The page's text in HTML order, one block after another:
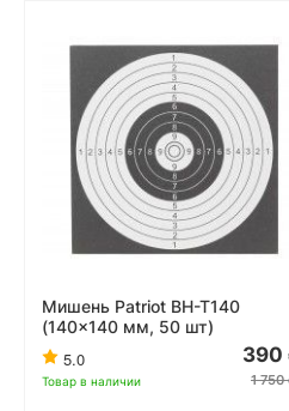
Мишень Patriot BH-T140
(140x140 мм, 50 шт)
5.0
Товар в наличии
390
1 750